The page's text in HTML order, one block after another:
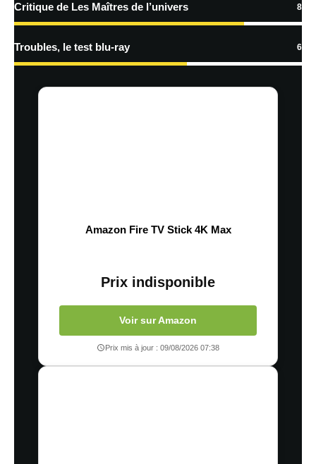
Critique de Les Maîtres de l’univers 8
Troubles, le test blu-ray 6
Amazon Fire TV Stick 4K Max
Prix indisponible
Voir sur Amazon
Prix mis à jour : 09/08/2026 07:38